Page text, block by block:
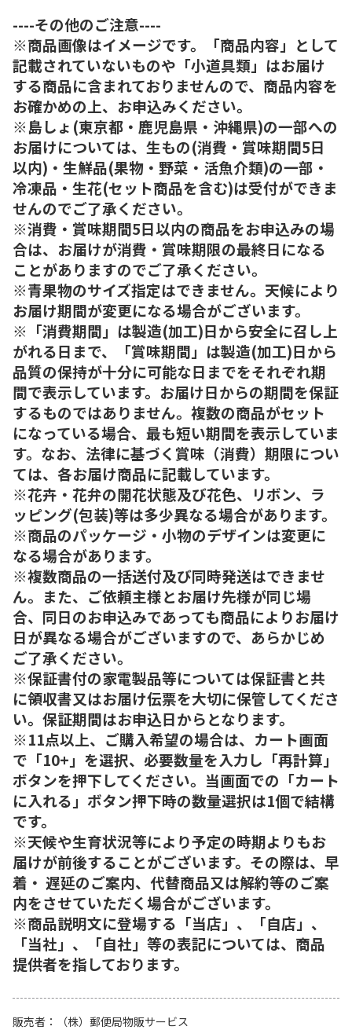
----その他のご注意----
※商品画像はイメージです。「商品内容」として
記載されていないものや「小道具類」はお届け
する商品に含まれておりませんので、商品内容を
お確かめの上、お申込みください。
※島しょ(東京都・鹿児島県・沖縄県)の一部への
お届けについては、生もの(消費・賞味期間5日
以内)・生鮮品(果物・野菜・活魚介類)の一部・
冷凍品・生花(セット商品を含む)は受付ができま
せんのでご了承ください。
※消費・賞味期間5日以内の商品をお申込みの場
合は、お届けが消費・賞味期限の最終日になる
ことがありますのでご了承ください。
※青果物のサイズ指定はできません。天候により
お届け期間が変更になる場合がございます。
※「消費期間」は製造(加工)日から安全に召し上
がれる日まで、「賞味期間」は製造(加工)日から
品質の保持が十分に可能な日までをそれぞれ期
間で表示しています。お届け日からの期間を保証
するものではありません。複数の商品がセット
になっている場合、最も短い期間を表示していま
す。なお、法律に基づく賞味（消費）期限につい
ては、各お届け商品に記載しています。
※花卉・花弁の開花状態及び花色、リボン、ラ
ッピング(包装)等は多少異なる場合があります。
※商品のパッケージ・小物のデザインは変更に
なる場合があります。
※複数商品の一括送付及び同時発送はできませ
ん。また、ご依頼主様とお届け先様が同じ場
合、同日のお申込みであっても商品によりお届け
日が異なる場合がございますので、あらかじめ
ご了承ください。
※保証書付の家電製品等については保証書と共
に領収書又はお届け伝票を大切に保管してくださ
い。保証期間はお申込日からとなります。
※11点以上、ご購入希望の場合は、カート画面
で「10+」を選択、必要数量を入力し「再計算」
ボタンを押下してください。当画面での「カート
に入れる」ボタン押下時の数量選択は1個で結構
です。
※天候や生育状況等により予定の時期よりもお
届けが前後することがございます。その際は、早
着・ 遅延のご案内、代替商品又は解約等のご案
内をさせていただく場合がございます。
※商品説明文に登場する「当店」、「自店」、
「当社」、「自社」等の表記については、商品
提供者を指しております。
販売者
（株）郵便局物販サービス